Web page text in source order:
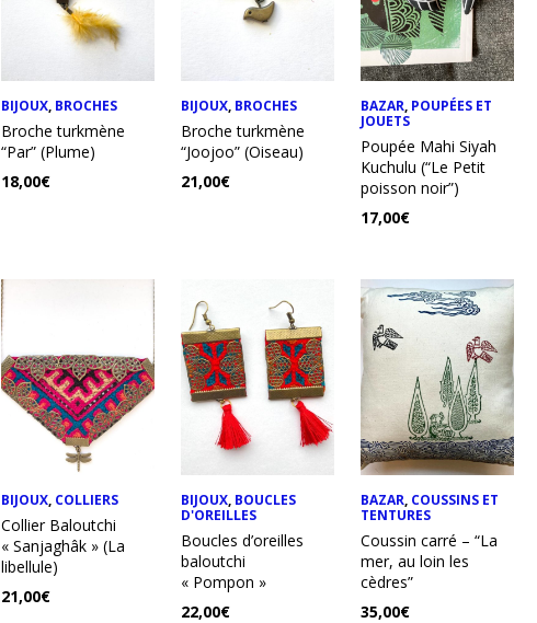
BIJOUX, BROCHES
Broche turkmène
“Par” (Plume)
18,00€
BIJOUX, BROCHES
Broche turkmène
“Joojoo” (Oiseau)
21,00€
BAZAR, POUPÉES ET
JOUETS
Poupée Mahi Siyah
Kuchulu (“Le Petit
poisson noir”)
17,00€
BIJOUX, COLLIERS
Collier Baloutchi
« Sanjaghâk » (La
libellule)
21,00€
BIJOUX, BOUCLES
D'OREILLES
Boucles d’oreilles
baloutchi
« Pompon »
22,00€
BAZAR, COUSSINS ET
TENTURES
Coussin carré – “La
mer, au loin les
cèdres”
35,00€